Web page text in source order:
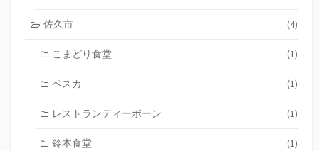
佐久市 (4)
こまどり食堂 (1)
ペスカ (1)
レストランティーボーン (1)
鈴本食堂 (1)